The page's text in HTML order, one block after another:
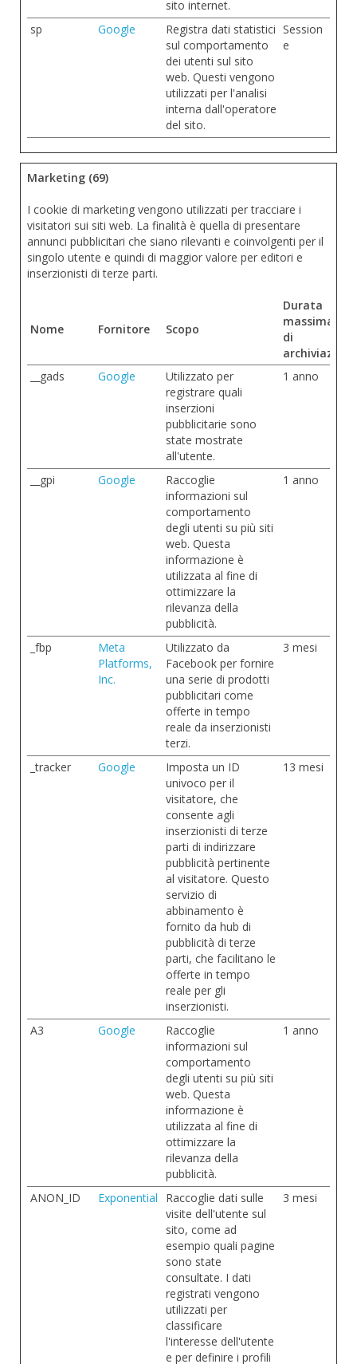
sito internet.
sp
Google
Registra dati statistici
sul comportamento
dei utenti sul sito
web. Questi vengono
utilizzati per l'analisi
interna dall'operatore
del sito.
Session
e
Marketing (69)
I cookie di marketing vengono utilizzati per tracciare i
visitatori sui siti web. La finalità è quella di presentare
annunci pubblicitari che siano rilevanti e coinvolgenti per il
singolo utente e quindi di maggior valore per editori e
inserzionisti di terze parti.
Nome Fornitore Scopo
Durata
massima
di
archiviazione
__gads
Google
Utilizzato per
registrare quali
inserzioni
pubblicitarie sono
state mostrate
all'utente.
1 anno
__gpi Google
Raccoglie
informazioni sul
comportamento
degli utenti su più siti
web. Questa
informazione è
utilizzata al fine di
ottimizzare la
rilevanza della
pubblicità.
1 anno
_fbp
Meta
Platforms,
Inc.
Utilizzato da
Facebook per fornire
una serie di prodotti
pubblicitari come
offerte in tempo
reale da inserzionisti
terzi.
3 mesi
_tracker Google
Imposta un ID
univoco per il
visitatore, che
consente agli
inserzionisti di terze
parti di indirizzare
pubblicità pertinente
al visitatore. Questo
servizio di
abbinamento è
fornito da hub di
pubblicità di terze
parti, che facilitano le
offerte in tempo
reale per gli
inserzionisti.
13 mesi
A3 Google
Raccoglie
informazioni sul
comportamento
degli utenti su più siti
web. Questa
informazione è
utilizzata al fine di
ottimizzare la
rilevanza della
pubblicità.
1 anno
ANON_ID Exponential
Raccoglie dati sulle
visite dell'utente sul
sito, come ad
esempio quali pagine
sono state
consultate. I dati
registrati vengono
utilizzati per
classificare
l'interesse dell'utente
e per definire i profili
3 mesi